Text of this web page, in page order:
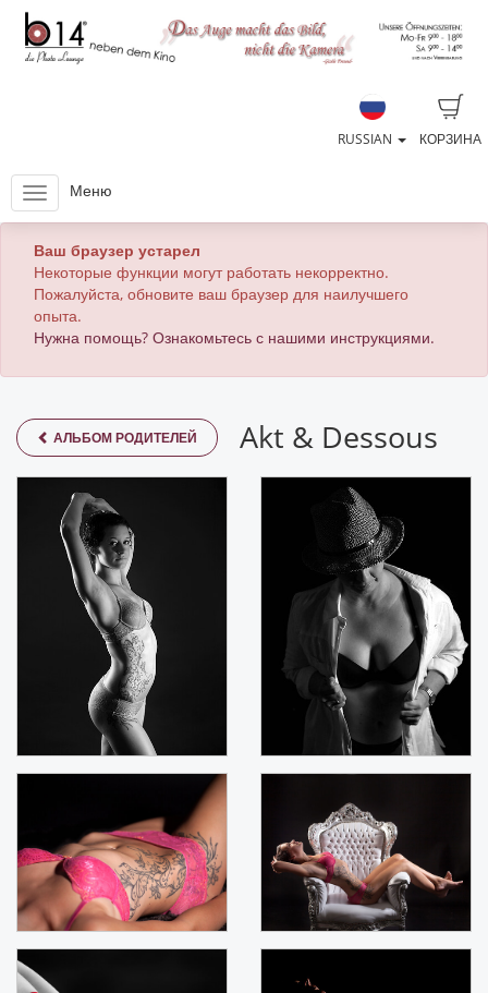
КОРЗИНА
RUSSIAN
Меню
Ваш браузер устарел
Некоторые функции могут работать некорректно.
Пожалуйста, обновите ваш браузер для наилучшего
опыта.
Нужна помощь? Ознакомьтесь с нашими инструкциями.
АЛЬБОМ РОДИТЕЛЕЙ Akt & Dessous